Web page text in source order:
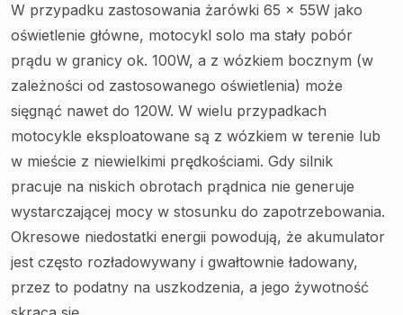
W przypadku zastosowania żarówki 65 x 55W jako
oświetlenie główne, motocykl solo ma stały pobór
prądu w granicy ok. 100W, a z wózkiem bocznym (w
zależności od zastosowanego oświetlenia) może
sięgnąć nawet do 120W. W wielu przypadkach
motocykle eksploatowane są z wózkiem w terenie lub
w mieście z niewielkimi prędkościami. Gdy silnik
pracuje na niskich obrotach prądnica nie generuje
wystarczającej mocy w stosunku do zapotrzebowania.
Okresowe niedostatki energii powodują, że akumulator
jest często rozładowywany i gwałtownie ładowany,
przez to podatny na uszkodzenia, a jego żywotność